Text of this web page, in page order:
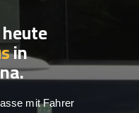
in
mit Fahrer